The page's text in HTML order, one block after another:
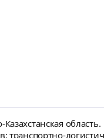
область.
транспортно-